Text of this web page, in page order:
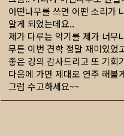
어떤나무를 쓰면 어떤 소리가
알게 되었는데요..
제가 다루는 악기를 제가 너무
무튼 이번 견학 정말 재미있었
좋은 강의 감사드리고 또 기회
다음에 가면 제대로 연주 해볼
그럼 수고하세요~~